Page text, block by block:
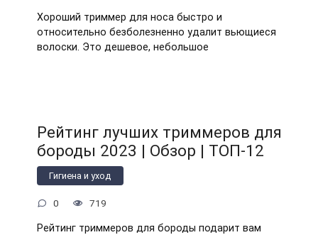
Хороший триммер для носа быстро и
относительно безболезненно удалит вьющиеся
волоски. Это дешевое, небольшое
Рейтинг лучших триммеров для
бороды 2023 | Обзор | ТОП-12
Гигиена и уход
0 719
Рейтинг триммеров для бороды подарит вам